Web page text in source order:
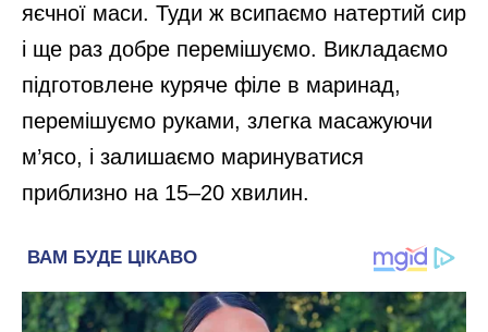
яєчної маси. Туди ж всипаємо натертий сир
і ще раз добре перемішуємо. Викладаємо
підготовлене куряче філе в маринад,
перемішуємо руками, злегка масажуючи
м’ясо, і залишаємо маринуватися
приблизно на 15–20 хвилин.